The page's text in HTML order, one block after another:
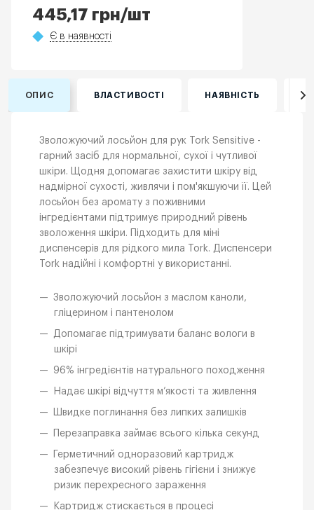
445,17 грн/шт
Є в наявності
ОПИС ВЛАСТИВОСТІ НАЯВНІСТЬ
Зволожуючий лосьйон для рук Tork Sensitive -
гарний засіб для нормальної, сухої і чутливої
шкіри. Щодня допомагає захистити шкіру від
надмірної сухості, живлячи і пом'якшуючи її. Цей
лосьйон без аромату з поживними
інгредієнтами підтримує природний рівень
зволоження шкіри. Підходить для міні
диспенсерів для рідкого мила Tork. Диспенсери
Tork надійні і комфортні у використанні.
Зволожуючий лосьйон з маслом каноли,
гліцерином і пантенолом
Допомагає підтримувати баланс вологи в
шкірі
96% інгредієнтів натурального походження
Надає шкірі відчуття м’якості та живлення
Швидке поглинання без липких залишків
Перезаправка займає всього кілька секунд
Герметичний одноразовий картридж
забезпечує високий рівень гігієни і знижує
ризик перехресного зараження
Картридж стискається в процесі